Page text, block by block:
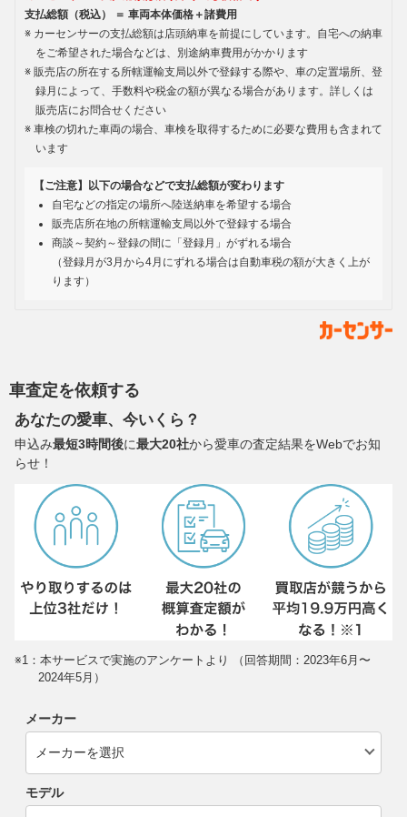
支払総額（税込） ＝ 車両本体価格＋諸費用
カーセンサーの支払総額は店頭納車を前提にしています。自宅への納車
をご希望された場合などは、別途納車費用がかかります
販売店の所在する所轄運輸支局以外で登録する際や、車の定置場所、登
録月によって、手数料や税金の額が異なる場合があります。詳しくは
販売店にお問合せください
車検の切れた車両の場合、車検を取得するために必要な費用も含まれて
います
【ご注意】以下の場合などで支払総額が変わります
自宅などの指定の場所へ陸送納車を希望する場合
販売店所在地の所轄運輸支局以外で登録する場合
商談～契約～登録の間に「登録月」がずれる場合
（登録月が3月から4月にずれる場合は自動車税の額が大きく上が
ります）
車査定を依頼する
あなたの愛車、今いくら？
申込み最短3時間後に最大20社から愛車の査定結果をWebでお知
らせ！
※1：本サービスで実施のアンケートより （回答期間：2023年6月〜
2024年5月）
メーカー
モデル